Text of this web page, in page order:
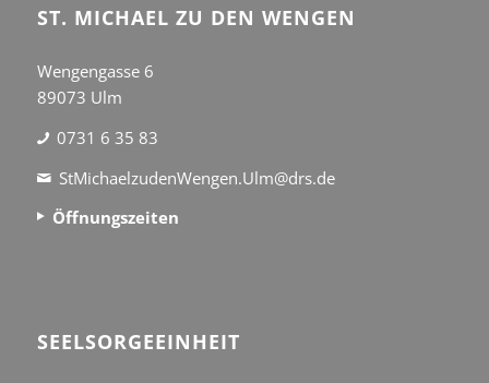
ST. MICHAEL ZU DEN WENGEN
Wengengasse 6
89073 Ulm
0731 6 35 83
StMichaelzudenWengen.Ulm@drs.de
Öffnungszeiten
SEEL­SORGE­EINHEIT